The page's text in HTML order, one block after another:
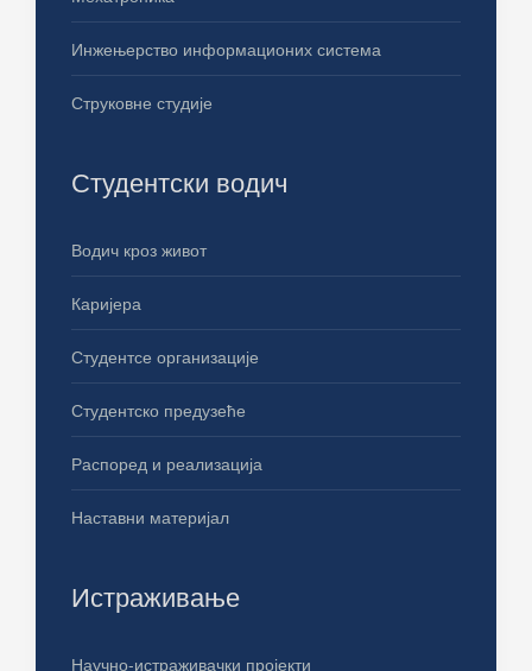
Инжењерство информационих система
Струковне студије
Студентски водич
Водич кроз живот
Каријера
Студентсе организације
Студентско предузеће
Распоред и реализација
Наставни материјал
Истраживање
Научно-истраживачки пројекти